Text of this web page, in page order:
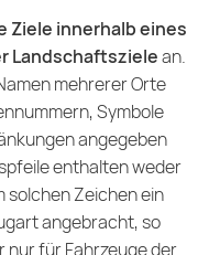
Ziele innerhalb eines
Landschaftszielean.
mehrerer Orte
Symbole
angegeben
enthalten weder
solchen Zeichen ein
angebracht, so
nur für Fahrzeuge der